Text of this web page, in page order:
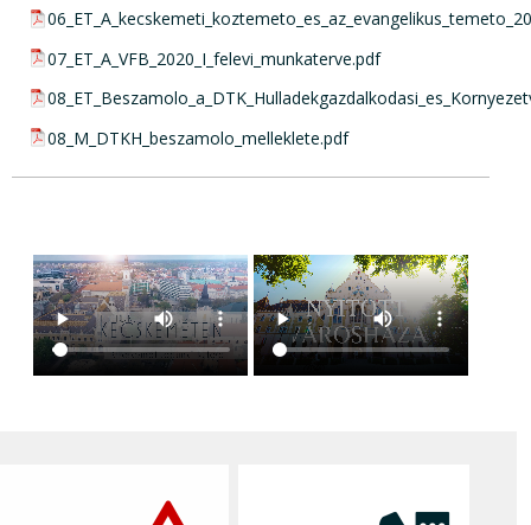
pdf csatolmány:
pdf csatolmány:
07_ET_A_VFB_2020_I_felevi_munkaterve.pdf
pdf csatolmány:
pdf csatolmány:
08_M_DTKH_beszamolo_melleklete.pdf